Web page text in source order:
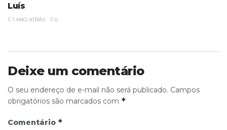
Luís
1 ANO ATRÁS 0
Deixe um comentário
O seu endereço de e-mail não será publicado. Campos
obrigatórios são marcados com *
Comentário *